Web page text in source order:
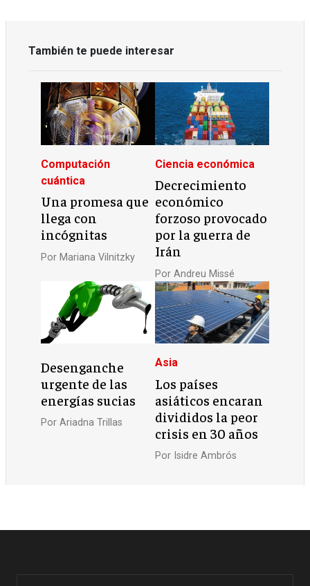
También te puede interesar
Computación
cuántica
Una promesa que
llega con
incógnitas
Por Mariana Vilnitzky
Ciencia económica
Decrecimiento
económico
forzoso provocado
por la guerra de
Irán
Por Andreu Missé
Desenganche
urgente de las
energías sucias
PorAriadna Trillas
Asia
Los países
asiáticos encaran
divididos la peor
crisis en 30 años
Por Isidre Ambrós